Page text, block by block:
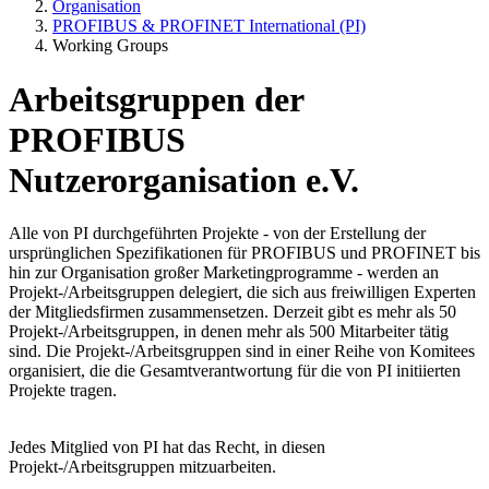
Organisation
PROFIBUS & PROFINET International (PI)
Working Groups
Arbeitsgruppen der
PROFIBUS
Nutzerorganisation e.V.
Alle von PI durchgeführten Projekte - von der Erstellung der
ursprünglichen Spezifikationen für PROFIBUS und PROFINET bis
hin zur Organisation großer Marketingprogramme - werden an
Projekt-/Arbeitsgruppen delegiert, die sich aus freiwilligen Experten
der Mitgliedsfirmen zusammensetzen. Derzeit gibt es mehr als 50
Projekt-/Arbeitsgruppen, in denen mehr als 500 Mitarbeiter tätig
sind. Die Projekt-/Arbeitsgruppen sind in einer Reihe von Komitees
organisiert, die die Gesamtverantwortung für die von PI initiierten
Projekte tragen.
Jedes Mitglied von PI hat das Recht, in diesen
Projekt-/Arbeitsgruppen mitzuarbeiten.